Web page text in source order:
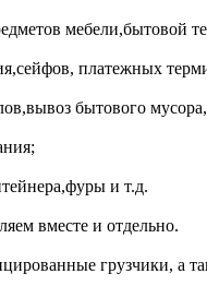
мебели,бытовой
платежных
бытового
и т.д.
вместе и отдельно.
грузчики, а